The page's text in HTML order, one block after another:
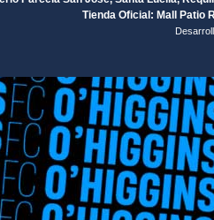
Tienda Oficial: Mall Patio